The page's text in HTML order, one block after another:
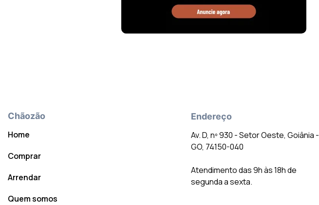
Chãozão
Home
Comprar
Arrendar
Quem somos
Endereço
Av. D, nº 930 - Setor Oeste, Goiânia -
GO, 74150-040
Atendimento das 9h às 18h de
segunda a sexta.